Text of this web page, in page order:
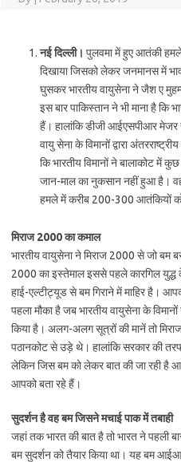
नई दिल्‍ली। पुलवमा में हुए आतंकी
दिखाया जिसको लेकर जनमानस में
घुसकर भारतीय वायुसेना ने जैश ए
इस बार पाकिस्‍तान ने भी माना है कि
हैं। हालांकि डीजी आईएसपीआर
वायु सेना के विमानों द्वारा
कि भारतीय विमानों ने बालाकोट में
जान-माल का नुकसान नहीं हुआ है।
हमले में करीब 200-300 आतंकियों
मिराज 2000 का कमाल
भारतीय वायुसेना ने मिराज 2000 से जो बम
2000 का इस्‍तेमाल इससे पहले कारगिल युद्ध
हाई-एल्‍टीट्यूड से बम गिराने में माहिर है।
पहला मौका है जब भारतीय वायुसेना के
किया है। अलग-अलग सूत्रों की मानें तो
पठानकोट से उड़े थे। हालांकि सरकार की
लेकिन जिस बम को लेकर बात की जा रही है
आपको बता रहे हैं।
सुदर्शन है वह बम जिसने मचाई पाक में तबाही
जहां तक भारत की बात है तो भारत ने
बम सुदर्शन को तैयार किया था। यह बम